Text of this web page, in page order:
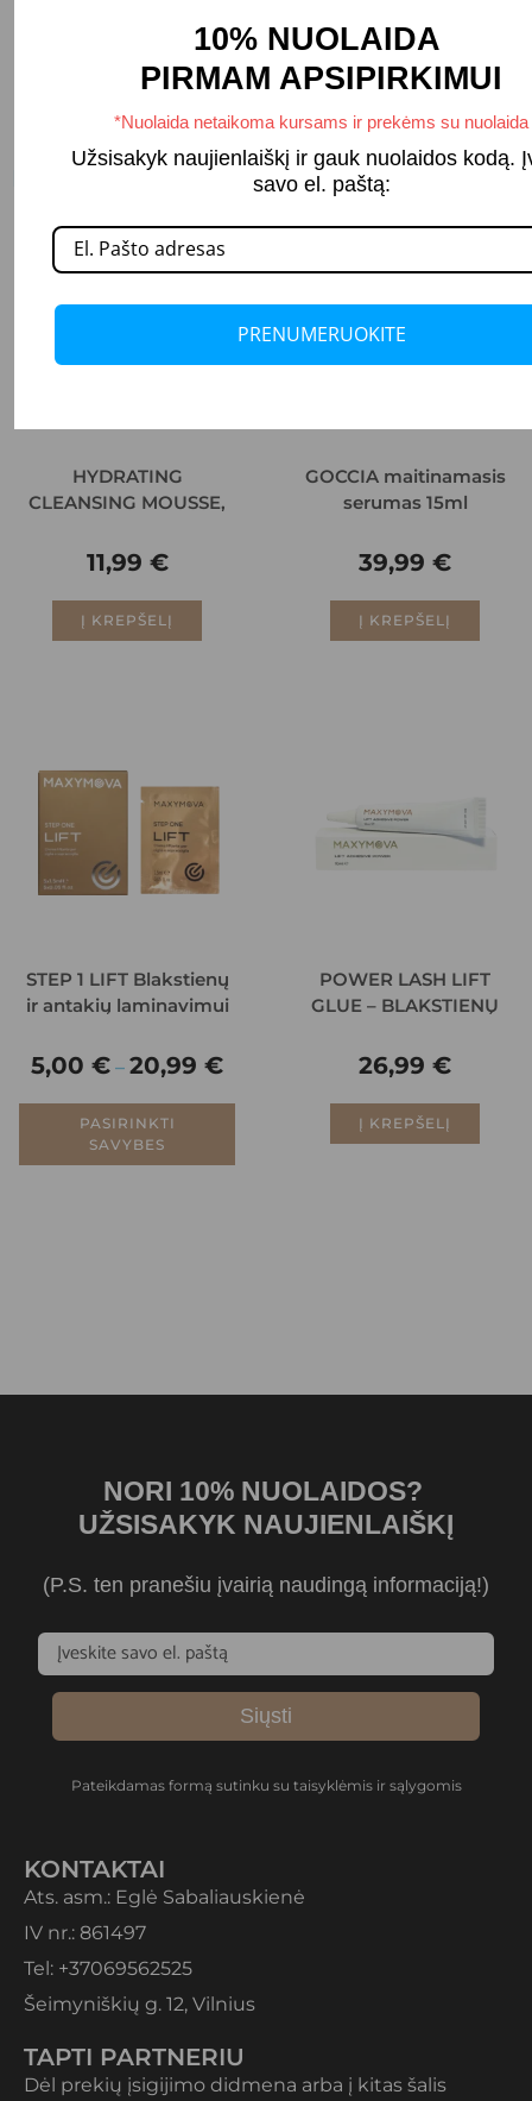
Panašūs daiktai jums taip
pat gali patikti
Panašūs produktai
HYDRATING
CLEANSING MOUSSE,
50ml.
11,99 €
Į KREPŠELĮ
GOCCIA maitinamasis
serumas 15ml
39,99 €
Į KREPŠELĮ
STEP 1 LIFT Blakstienų
ir antakių laminavimui
5,00 € – 20,99 €
PASIRINKTI
SAVYBES
POWER LASH LIFT
GLUE – BLAKSTIENŲ
26,99 €
Į KREPŠELĮ
NORI 10% NUOLAIDOS?
UŽSISAKYK NAUJIENLAIŠKĮ
(P.S. ten pranešiu įvairią naudingą informaciją!)
Siųsti
Pateikdamas formą sutinku su taisyklėmis ir sąlygomis
KONTAKTAI
Ats. asm.: Eglė Sabaliauskienė
IV nr.: 861497
Tel: +37069562525
Šeimyniškių g. 12, Vilnius
TAPTI PARTNERIU
Dėl prekių įsigijimo didmena arba į kitas šalis
10% NUOLAIDA
PIRMAM APSIPIRKIMUI
*Nuolaida netaikoma kursams ir prekėms su nuolaida
Užsisakyk naujienlaiškį ir gauk nuolaidos kodą.
savo el. paštą:
PRENUMERUOKITE